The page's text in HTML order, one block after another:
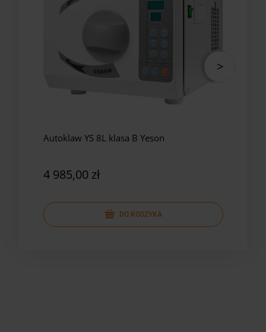
Autoklaw YS 8L klasa B Yeson
4 985,00 zł
DO KOSZYKA